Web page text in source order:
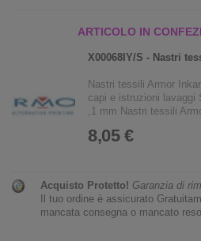
ARTICOLO IN
X00068IY/S - Nastri
Nastri tessili Armor
capi e istruzioni lavaggi
,1 mm Nastri tessili
8,05 €
Acquisto Protetto! Garanzia di
Il tuo ordine è assicurato
mancata consegna o mancato